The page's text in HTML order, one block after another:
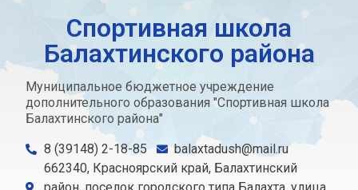
Спортивная школа
Балахтинского района
Муниципальное бюджетное учреждение
дополнительного образования "Спортивная школа
Балахтинского района"
8 (39148) 2-18-85
balaxtadush@mail.ru
662340, Красноярский край, Балахтинский